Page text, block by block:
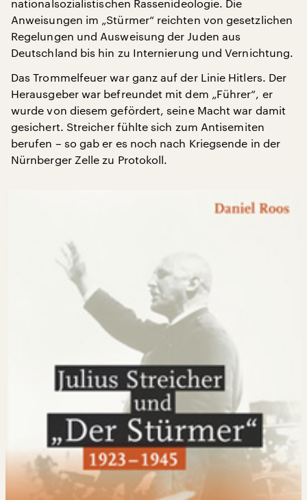
nationalsozialistischen Rassenideologie. Die
Anweisungen im „Stürmer“ reichten von gesetzlichen
Regelungen und Ausweisung der Juden aus
Deutschland bis hin zu Internierung und Vernichtung.
Das Trommelfeuer war ganz auf der Linie Hitlers. Der
Herausgeber war befreundet mit dem „Führer“, er
wurde von diesem gefördert, seine Macht war damit
gesichert. Streicher fühlte sich zum Antisemiten
berufen – so gab er es noch nach Kriegsende in der
Nürnberger Zelle zu Protokoll.